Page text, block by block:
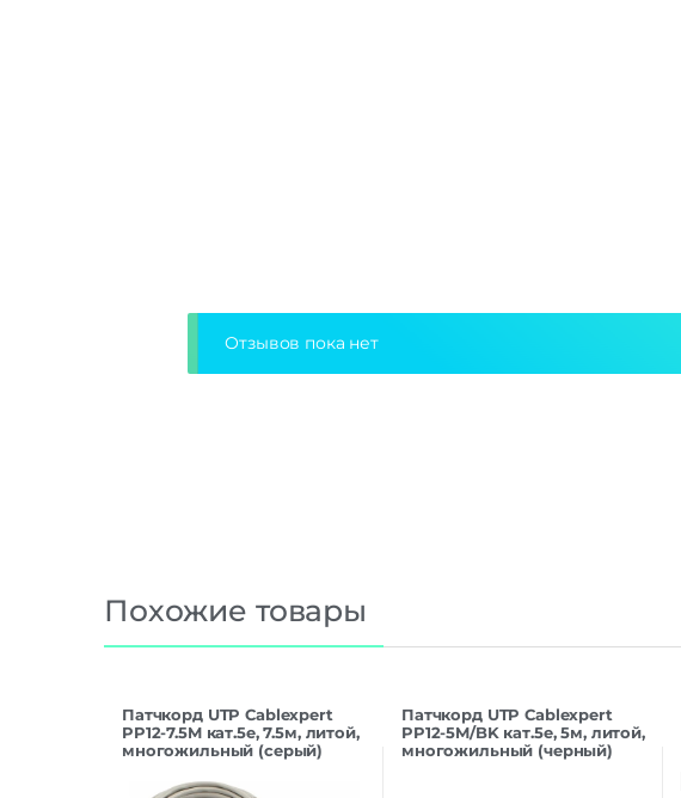
Отзывов пока нет
Похожие товары
Патчкорд UTP Cablexpert
PP12-7.5M кат.5e, 7.5м, литой,
многожильный (серый)
Патчкорд UTP Cablexpert
PP12-5M/BK кат.5e, 5м, литой,
многожильный (черный)